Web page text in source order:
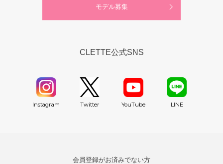
モデル募集
CLETTE公式SNS
Instagram Twitter YouTube LINE
会員登録がお済みでない方